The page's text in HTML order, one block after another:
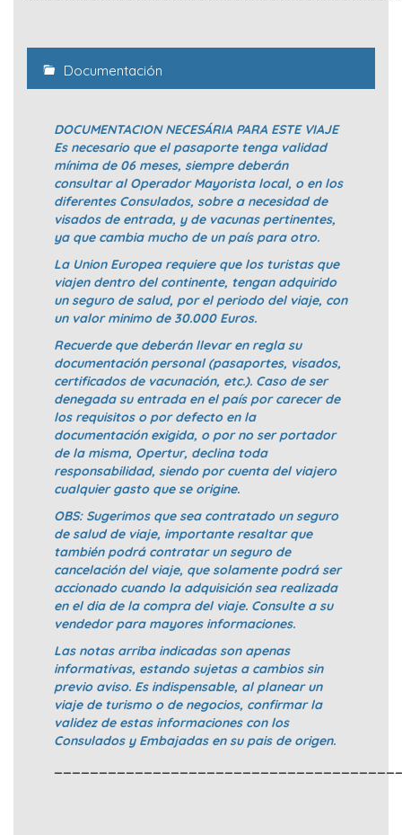
Documentación
DOCUMENTACION NECESÁRIA PARA ESTE VIAJE
Es necesario que el pasaporte tenga validad
mínima de 06 meses, siempre deberán
consultar al Operador Mayorista local, o en los
diferentes Consulados, sobre a necesidad de
visados de entrada, y de vacunas pertinentes,
ya que cambia mucho de un país para otro.
La Union Europea requiere que los turistas que
viajen dentro del continente, tengan adquirido
un seguro de salud, por el periodo del viaje, con
un valor minimo de 30.000 Euros.
Recuerde que deberán llevar en regla su
documentación personal (pasaportes, visados,
certificados de vacunación, etc.). Caso de ser
denegada su entrada en el país por carecer de
los requisitos o por defecto en la
documentación exigida, o por no ser portador
de la misma, Opertur, declina toda
responsabilidad, siendo por cuenta del viajero
cualquier gasto que se origine.
OBS: Sugerimos que sea contratado un seguro
de salud de viaje, importante resaltar que
también podrá contratar un seguro de
cancelación del viaje, que solamente podrá ser
accionado cuando la adquisición sea realizada
en el dia de la compra del viaje. Consulte a su
vendedor para mayores informaciones.
Las notas arriba indicadas son apenas
informativas, estando sujetas a cambios sin
previo aviso. Es indispensable, al planear un
viaje de turismo o de negocios, confirmar la
validez de estas informaciones con los
Consulados y Embajadas en su pais de origen.